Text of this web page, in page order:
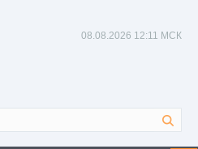
08.08.2026 12:11 МСК